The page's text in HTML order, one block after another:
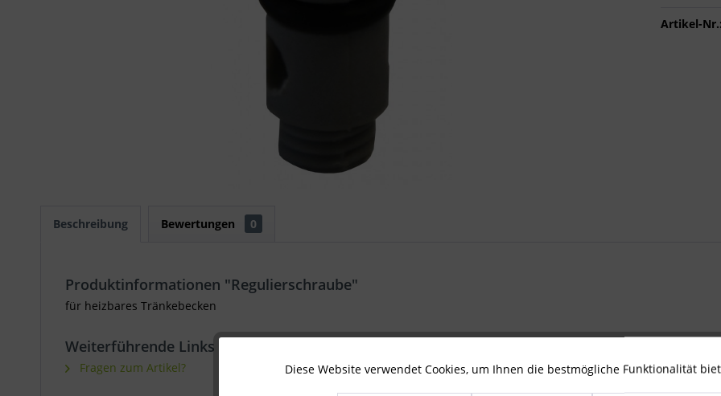
Artikel-Nr.:
Beschreibung Bewertungen 0
Produktinformationen "Regulierschraube"
für heizbares Tränkebecken
Weiterführende Links zu "Regulierschraube"
Fragen zum Artikel? Technisch notwendig
Diese Website verwendet Cookies, um Ihnen die bestmögliche Funktionalität